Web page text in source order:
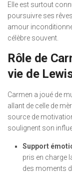
Elle est surtout
poursuivre ses
amour
célèbre souvent.
Rôle de
vie de
Carmen a joué de
allant de celle de
source de
soulignent son
Support
pris en charge
des moments